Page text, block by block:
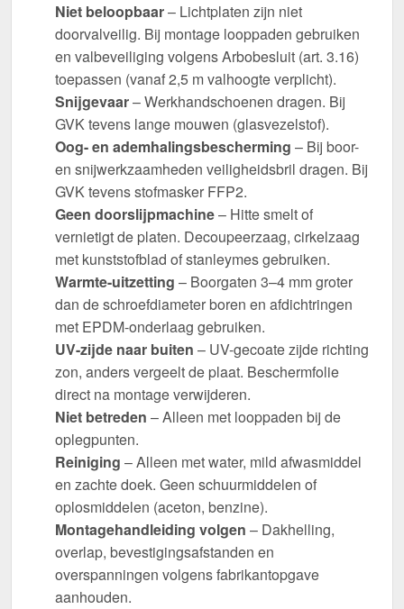
Niet beloopbaar– Lichtplaten zijn niet
doorvalveilig. Bij montage looppaden gebruiken
en valbeveiliging volgens Arbobesluit (art. 3.16)
toepassen (vanaf 2,5 m valhoogte verplicht).
Snijgevaar– Werkhandschoenen dragen. Bij
GVK tevens lange mouwen (glasvezelstof).
Oog- en ademhalingsbescherming – Bij boor-
en snijwerkzaamheden veiligheidsbril dragen. Bij
GVK tevens stofmasker FFP2.
Geen doorslijpmachine– Hitte smelt of
vernietigt de platen. Decoupeerzaag, cirkelzaag
met kunststofblad of stanleymes gebruiken.
Warmte-uitzetting – Boorgaten 3–4 mm groter
dan de schroefdiameter boren en afdichtringen
met EPDM-onderlaag gebruiken.
UV-zijde naar buiten – UV-gecoate zijde richting
zon, anders vergeelt de plaat. Beschermfolie
direct na montage verwijderen.
Niet betreden – Alleen met looppaden bij de
oplegpunten.
Reiniging – Alleen met water, mild afwasmiddel
en zachte doek. Geen schuurmiddelen of
oplosmiddelen (aceton, benzine).
Montagehandleiding volgen – Dakhelling,
overlap, bevestigingsafstanden en
overspanningen volgens fabrikantopgave
aanhouden.